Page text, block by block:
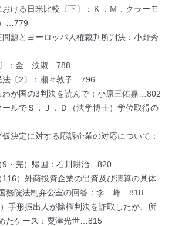
ける日米比較〔下〕：Ｋ．Ｍ．クラーモ
…779
題とヨーロッパ人権裁判所判決：小野秀
〕：金 汶淑…788
法〔2〕：瀬々敦子…796
わが国の3判決を読んで：小原三佑嘉…802
ルでＳ．Ｊ．Ｄ（法学博士）学位取得の
決定に対する応訴企業の対応について：
9・完）帰国：石川耕治…820
）外商投資企業の出資及び清算の具体
務院法制弁公室の回答：李 峰…818
手形振出人が除権判決を詐取したが、所
たケース：粟津光世…815